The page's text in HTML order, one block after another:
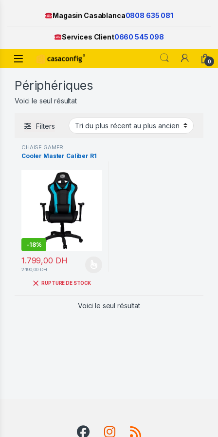
Magasin Casablanca0808 635 081
Services Client0660 545 098
Open 0
Périphériques
Voici le seul résultat
Filters
CHAISE GAMER
Cooler Master Caliber R1
-18%
1.799,00 DH
2.190,00DH
Ce produit a plusieurs variations. Les options peuvent être
RUPTURE DE STOCK
Voici le seul résultat